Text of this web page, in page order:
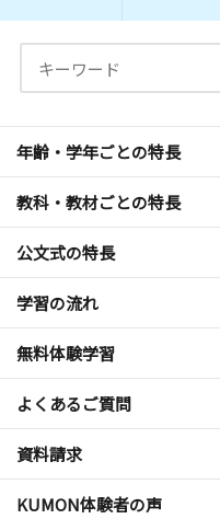
年齢・学年ごとの特長
教科・教材ごとの特長
公文式の特長
学習の流れ
無料体験学習
よくあるご質問
資料請求
KUMON体験者の声